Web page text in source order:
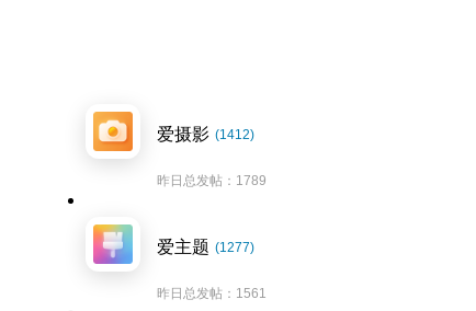
爱摄影 (1412)
昨日总发帖：1789
爱主题 (1277)
昨日总发帖：1561